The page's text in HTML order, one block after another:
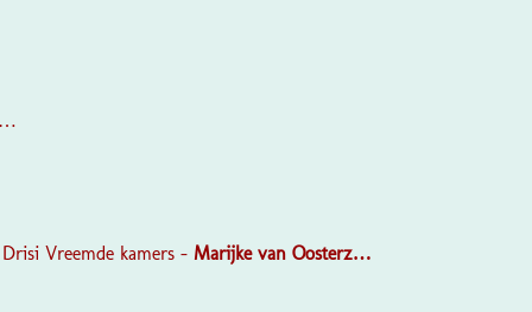
Vreemde kamers - Marijke van Oosterz…